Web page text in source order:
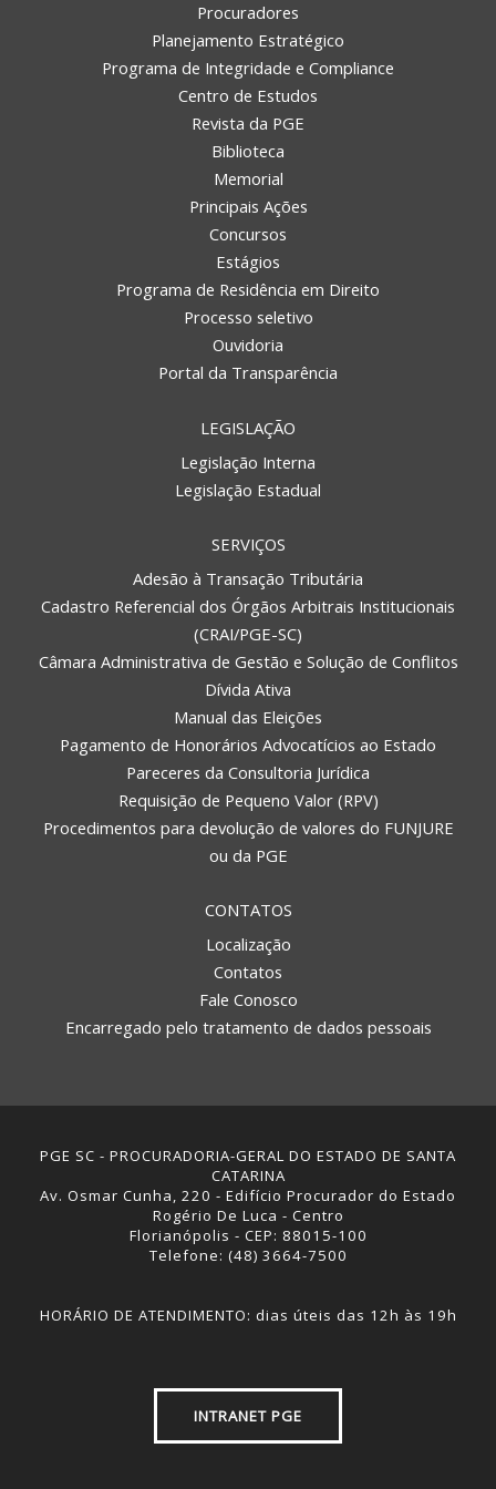
Procuradores
Planejamento Estratégico
Programa de Integridade e Compliance
Centro de Estudos
Revista da PGE
Biblioteca
Memorial
Principais Ações
Concursos
Estágios
Programa de Residência em Direito
Processo seletivo
Ouvidoria
Portal da Transparência
LEGISLAÇÃO
Legislação Interna
Legislação Estadual
SERVIÇOS
Adesão à Transação Tributária
Cadastro Referencial dos Órgãos Arbitrais Institucionais
(CRAI/PGE-SC)
Câmara Administrativa de Gestão e Solução de Conflitos
Dívida Ativa
Manual das Eleições
Pagamento de Honorários Advocatícios ao Estado
Pareceres da Consultoria Jurídica
Requisição de Pequeno Valor (RPV)
Procedimentos para devolução de valores do FUNJURE
ou da PGE
CONTATOS
Localização
Contatos
Fale Conosco
Encarregado pelo tratamento de dados pessoais
PGE SC - PROCURADORIA-GERAL DO ESTADO DE SANTA
CATARINA
Av. Osmar Cunha, 220 - Edifício Procurador do Estado
Rogério De Luca - Centro
Florianópolis - CEP: 88015-100
Telefone: (48) 3664-7500
HORÁRIO DE ATENDIMENTO: dias úteis das 12h às 19h
INTRANET PGE